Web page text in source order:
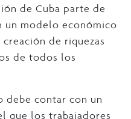
de Cuba parte de
un modelo económico
de riquezas
de todos los
debe contar con un
que los trabajadores